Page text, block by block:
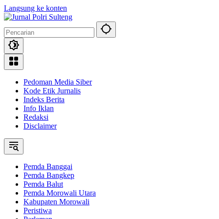
Langsung ke konten
Pedoman Media Siber
Kode Etik Jurnalis
Indeks Berita
Info Iklan
Redaksi
Disclaimer
Pemda Banggai
Pemda Bangkep
Pemda Balut
Pemda Morowali Utara
Kabupaten Morowali
Peristiwa